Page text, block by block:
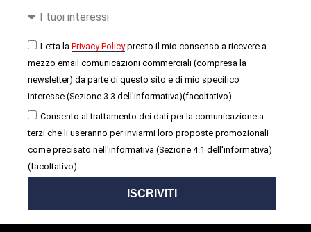
Letta la Privacy Policypresto il mio consenso a ricevere a
mezzo email comunicazioni commerciali (compresa la
newsletter) da parte di questo sito e di mio specifico
interesse (Sezione 3.3 dell'informativa)(facoltativo).
Consento al trattamento dei dati per la comunicazione a
terzi che li useranno per inviarmi loro proposte promozionali
come precisato nell'informativa (Sezione 4.1 dell'informativa)
(facoltativo).
ISCRIVITI